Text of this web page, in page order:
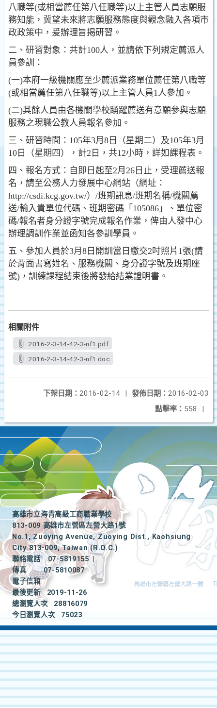
八職等(或相當薦任第八任職等)以上主管人員志願服
務知能，冀望未來將志願服務態度與觀念融入各項市
政政策中，爰辦理旨揭研習。
二、研習對象：共計100人，並請依下列規定薦派人
員參訓：
(一)本府一級機關應至少薦派業務單位薦任第八職等
(或相當薦任第八任職等)以上主管人員1人參加。
(二)其餘人員由各機關學校踴躍薦送有意願參與志願
服務之現職公教人員報名參加。
三、研習時間：105年3月8日（星期二）及105年3月
10日（星期四），計2日，共12小時，詳如課程表。
四、報名方式：自即日起至2月26日止，受理薦送報
名，請至公務人力發展中心網站（網址：
http://csdi.kcg.gov.tw/）/班期訊息/班期名稱/機關薦
送/輸入貴單位代碼、班期密碼「105086」、單位密
碼/報名者身分證字號完成報名作業，俾由人發中心
辦理調訓作業並函知各參訓學員。
五、參加人員於3月8日開訓當日繳交2吋照片1張(請
於背面書寫姓名、服務機關、身分證字號及班期座
號)，訓練課程結束後將發給結業證明書。
相關附件
2016-2-3-14-42-3-nf1.pdf
2016-2-3-14-42-3-nf1.doc
發佈日期： 2016-02-03
下架日期： 2016-02-14
|
點擊率： 558 |
高雄市立海青高級工商職業學校
813-009 高雄市左營區左營大路1號
No.1, Zuoying Avenue, Zuoying Dist., Kaohsiung
City 813-009, Taiwan (R.O.C.)
聯絡電話
07-5819155
|
傳真
07-5810087
電子信箱
最後更新
2019-11-26
總瀏覽人次
28816079
今日瀏覽人次
75023